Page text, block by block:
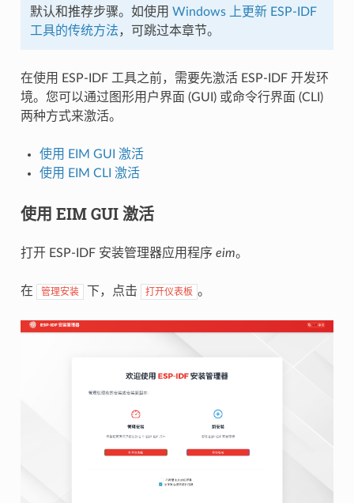
默认和推荐步骤。如使用 Windows 上更新 ESP-IDF
工具的传统方法，可跳过本章节。
在使用 ESP-IDF 工具之前，需要先激活 ESP-IDF 开发环
境。您可以通过图形用户界面 (GUI) 或命令行界面 (CLI)
两种方式来激活。
使用 EIM GUI 激活
使用 EIM CLI 激活
使用 EIM GUI 激活
打开 ESP-IDF 安装管理器应用程序 eim。
在 管理安装 下，点击 打开仪表板 。